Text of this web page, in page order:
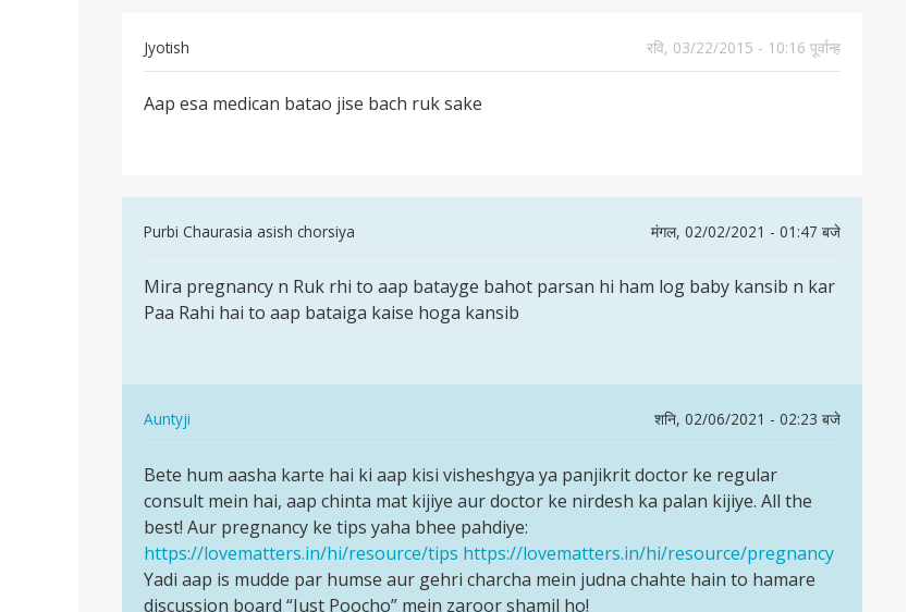
Jyotish
रवि, 03/22/2015 - 10:16 पूर्वान्ह
Aap
Aap esa medican batao jise bach ruk sake
Purbi Chaurasia asish chorsiya
मंगल, 02/02/2021 - 01:47 बजे
to
Aap
batao
by
Jyotish
Mira
pregnancy
to…
Mira pregnancy n Ruk rhi to aap batayge bahot parsan hi ham log baby kansib n kar
Paa Rahi hai to aap bataiga kaise hoga kansib
Auntyji
शनि, 02/06/2021 - 02:23 बजे
reply
to
Mira
pregnancy
n
Ruk
rhi
Bete
hum
aasha
karte
hai
ki…
Bete hum aasha karte hai ki aap kisi visheshgya ya panjikrit doctor ke regular
consult mein hai, aap chinta mat kijiye aur doctor ke nirdesh ka palan kijiye. All the
best! Aur pregnancy ke tips yaha bhee pahdiye:
https://lovematters.in/hi/resource/tips https://lovematters.in/hi/resource/pregnancy
Yadi aap is mudde par humse aur gehri charcha mein judna chahte hain to hamare
discussion board “Just Poocho” mein zaroor shamil ho!